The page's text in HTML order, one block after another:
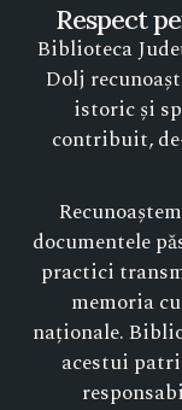
Respect
Biblioteca
Dolj
istoric și
contribuit,
documentele
practici
memoria
naționale.
acestui